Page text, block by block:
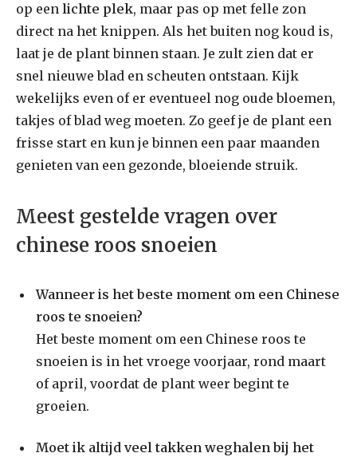
op een lichte plek, maar pas op met felle zon
direct na het knippen. Als het buiten nog koud is,
laat je de plant binnen staan. Je zult zien dat er
snel nieuwe blad en scheuten ontstaan. Kijk
wekelijks even of er eventueel nog oude bloemen,
takjes of blad weg moeten. Zo geef je de plant een
frisse start en kun je binnen een paar maanden
genieten van een gezonde, bloeiende struik.
Meest gestelde vragen over
chinese roos snoeien
Wanneer is het beste moment om een Chinese
roos te snoeien?
Het beste moment om een Chinese roos te
snoeien is in het vroege voorjaar, rond maart
of april, voordat de plant weer begint te
groeien.
Moet ik altijd veel takken weghalen bij het